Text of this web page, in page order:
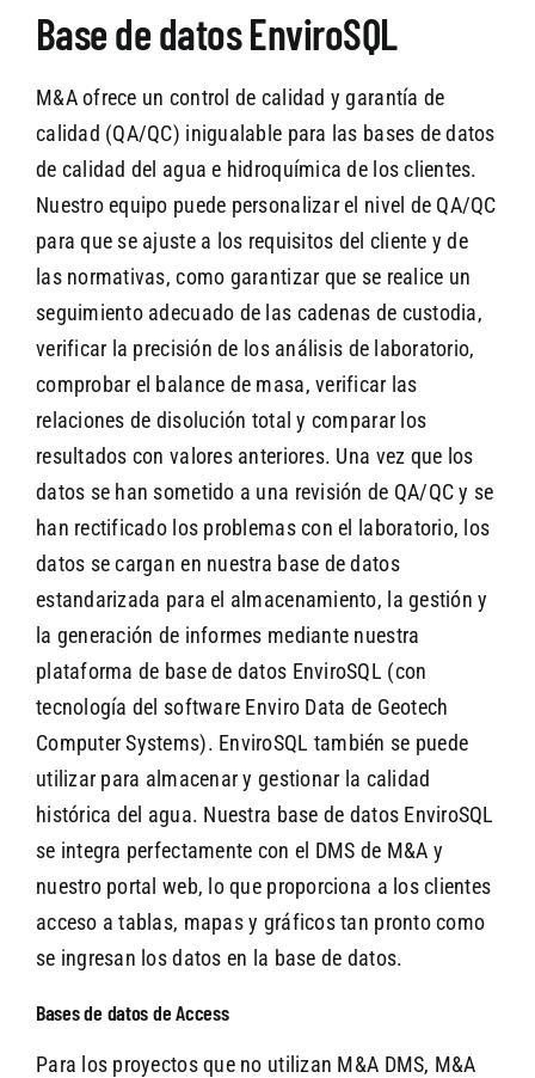
Base de datos EnviroSQL
M&A ofrece un control de calidad y garantía de
calidad (QA/QC) inigualable para las bases de datos
de calidad del agua e hidroquímica de los clientes.
Nuestro equipo puede personalizar el nivel de QA/QC
para que se ajuste a los requisitos del cliente y de
las normativas, como garantizar que se realice un
seguimiento adecuado de las cadenas de custodia,
verificar la precisión de los análisis de laboratorio,
comprobar el balance de masa, verificar las
relaciones de disolución total y comparar los
resultados con valores anteriores. Una vez que los
datos se han sometido a una revisión de QA/QC y se
han rectificado los problemas con el laboratorio, los
datos se cargan en nuestra base de datos
estandarizada para el almacenamiento, la gestión y
la generación de informes mediante nuestra
plataforma de base de datos EnviroSQL (con
tecnología del software Enviro Data de Geotech
Computer Systems). EnviroSQL también se puede
utilizar para almacenar y gestionar la calidad
histórica del agua. Nuestra base de datos EnviroSQL
se integra perfectamente con el DMS de M&A y
nuestro portal web, lo que proporciona a los clientes
acceso a tablas, mapas y gráficos tan pronto como
se ingresan los datos en la base de datos.
Bases de datos de Access
Para los proyectos que no utilizan M&A DMS, M&A